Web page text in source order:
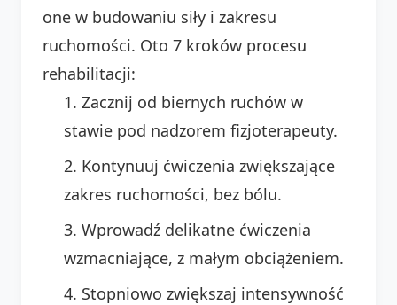
one w budowaniu siły i zakresu
ruchomości. Oto 7 kroków procesu
rehabilitacji:
Zacznij od biernych ruchów w
stawie pod nadzorem fizjoterapeuty.
Kontynuuj ćwiczenia zwiększające
zakres ruchomości, bez bólu.
Wprowadź delikatne ćwiczenia
wzmacniające, z małym obciążeniem.
Stopniowo zwiększaj intensywność